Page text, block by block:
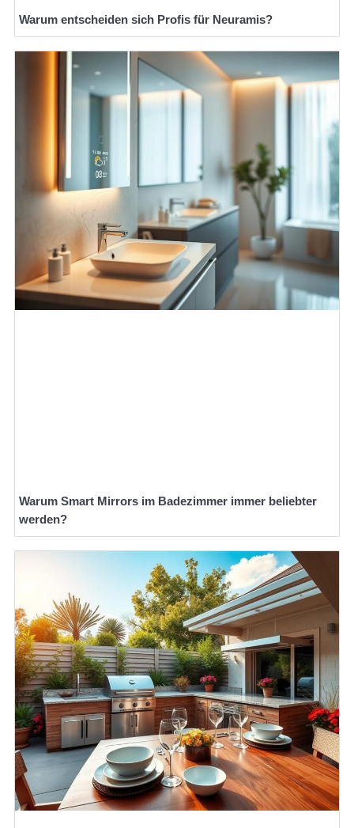
Warum entscheiden sich Profis für Neuramis?
Warum Smart Mirrors im Badezimmer immer beliebter
werden?